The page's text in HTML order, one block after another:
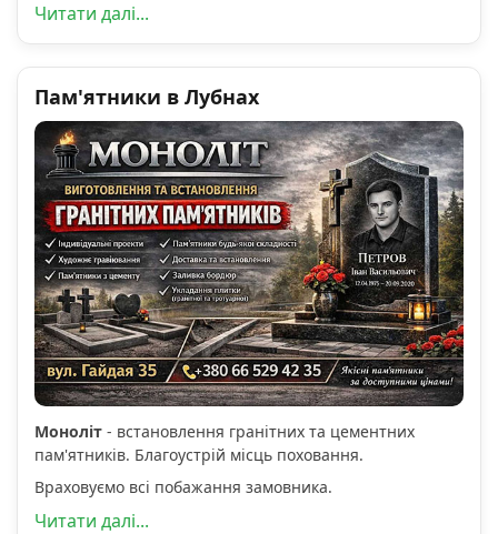
Читати далі...
Пам'ятники в Лубнах
Моноліт - встановлення гранітних та цементних
пам'ятників. Благоустрій місць поховання.
Враховуємо всі побажання замовника.
Читати далі...